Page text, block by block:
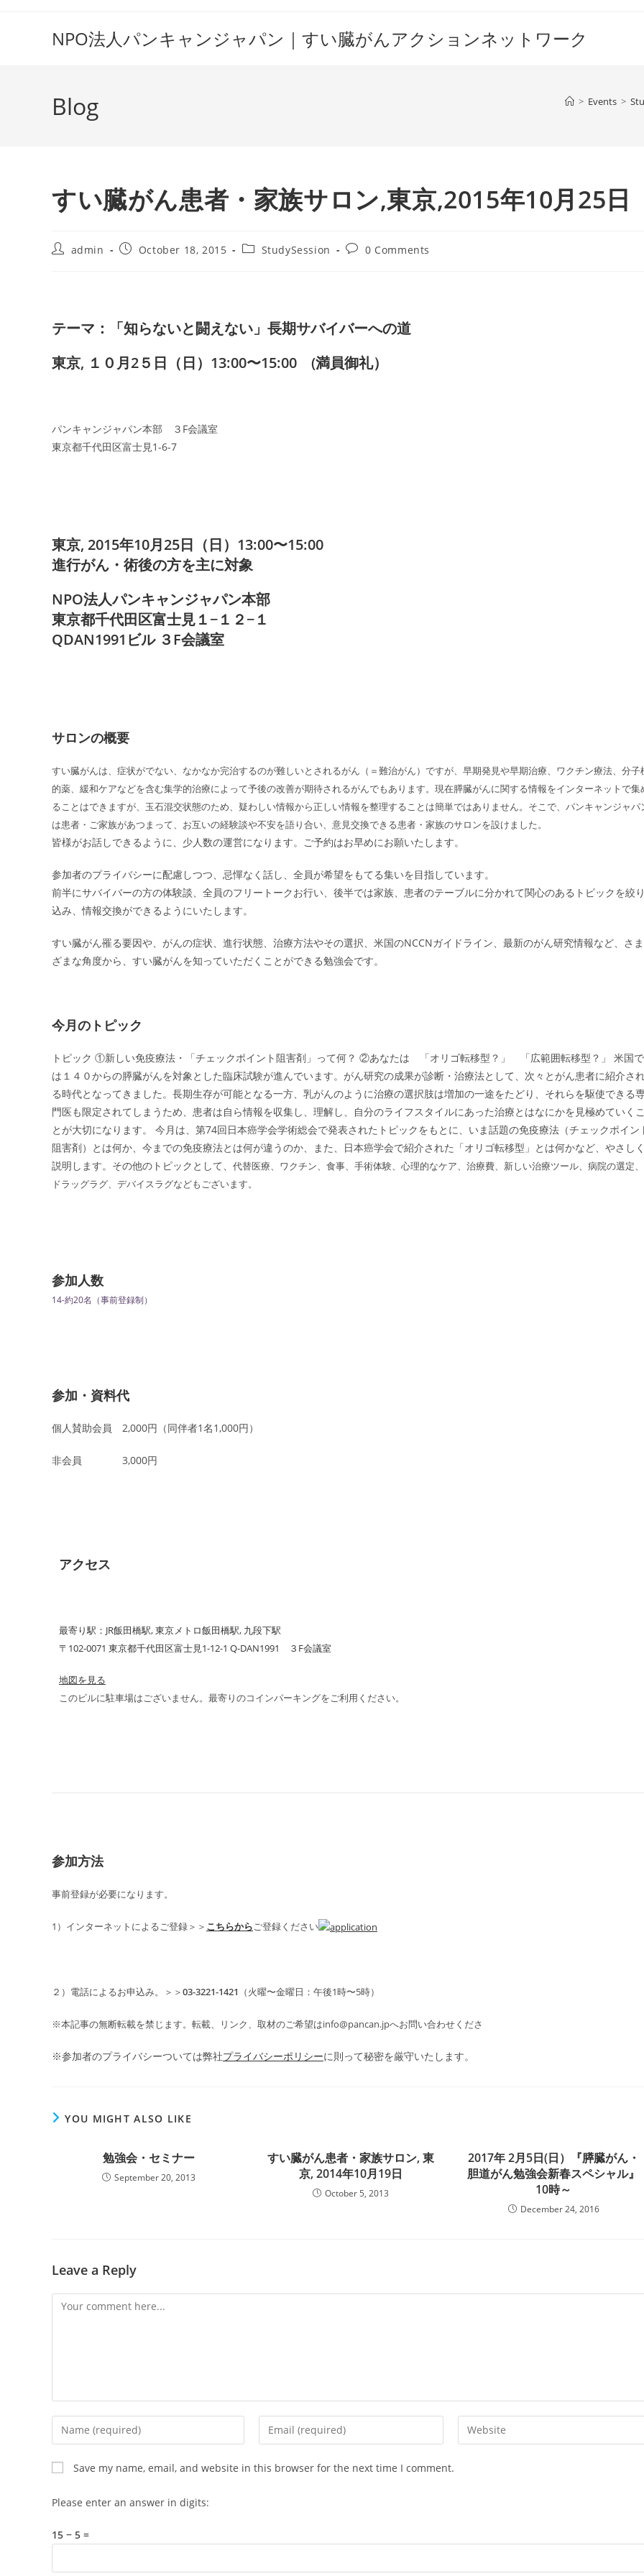
NPO法人パンキャンジャパン｜すい臓がんアクションネットワーク
Blog > Events >
すい臓がん患者・家族サロン,東京,2015年10月25日
Postadmin
PostOctober 18, 2015
PostStudySession
Post0 Comments
テーマ：「知らないと闘えない」長期サバイバーへの道
東京, １０月2５日（日）13:00〜15:00 (満員御礼）
パンキャンジャパン本部 ３F会議室
東京都千代田区富士見1-6-7
東京, 2015年10月25日（日）13:00〜15:00
進行がん・術後の方を主に対象
NPO法人パンキャンジャパン本部
東京都千代田区富士見１−１２−１
QDAN1991ビル ３F会議室
サロンの概要
すい臓がんは、症状がでない、なかなか完治するのが難しいとされるがん（＝難治がん）ですが、早期発見や早期治療、ワクチン療法、分子
的薬、緩和ケアなどを含む集学的治療によって予後の改善が期待されるがんでもあります。現在膵臓がんに関する情報をインターネットで集
ることはできますが、玉石混交状態のため、疑わしい情報から正しい情報を整理することは簡単ではありません。そこで、パンキャンジャパ
は患者・ご家族があつまって、お互いの経験談や不安を語り合い、意見交換できる患者・家族のサロンを設けました。
皆様がお話しできるように、少人数の運営になります。ご予約はお早めにお願いたします。
参加者のプライバシーに配慮しつつ、忌憚なく話し、全員が希望をもてる集いを目指しています。
前半にサバイバーの方の体験談、全員のフリートークお行い、後半では家族、患者のテーブルに分かれて関心のあるトピックを絞り
込み、情報交換ができるようにいたします。
すい臓がん罹る要因や、がんの症状、進行状態、治療方法やその選択、米国のNCCNガイドライン、最新のがん研究情報など、さま
ざまな角度から、すい臓がんを知っていただくことができる勉強会です。
今月のトピック
トピック ①新しい免疫療法・「チェックポイント阻害剤」って何？ ②あなたは 「オリゴ転移型？」 「広範囲転移型？」 米国で
は１４０からの膵臓がんを対象とした臨床試験が進んでいます。がん研究の成果が診断・治療法として、次々とがん患者に紹介さ
る時代となってきました。長期生存が可能となる一方、乳がんのように治療の選択肢は増加の一途をたどり、それらを駆使できる
門医も限定されてしまうため、患者は自ら情報を収集し、理解し、自分のライフスタイルにあった治療とはなにかを見極めていくこ
とが大切になります。 今月は、第74回日本癌学会学術総会で発表されたトピックをもとに、いま話題の免疫療法（チェックポイン
阻害剤）とは何か、今までの免疫療法とは何が違うのか、また、日本癌学会で紹介された「オリゴ転移型」とは何かなど、やさしく
説明します。その他のトピックとして、 代替医療、ワクチン、食事、手術体験、心理的なケア、治療費、新しい治療ツール、病院の選定、
ドラッグラグ、デバイスラグなどもございます。
参加人数
14-約20名（事前登録制）
参加・資料代
個人賛助会員 2,000円（同伴者1名1,000円）
非会員 3,000円
アクセス
最寄り駅：JR飯田橋駅, 東京メトロ飯田橋駅, 九段下駅
〒102-0071 東京都千代田区富士見1-12-1 Q-DAN1991 ３F会議室
地図を見る
このビルに駐車場はございません。最寄りのコインパーキングをご利用ください。
参加方法
事前登録が必要になります。
1）インターネットによるご登録＞＞ こちらからご登録ください
２）電話によるお申込み。＞＞03-3221-1421 （火曜〜金曜日：午後1時〜5時）
※本記事の無断転載を禁じます。転載、リンク、取材のご希望はinfo@pancan.jpへお問い合わせくださ
※参加者のプライバシーついては弊社プライバシーポリシーに則って秘密を厳守いたします。
YOU MIGHT ALSO LIKE
勉強会・セミナー
September 20, 2013
すい臓がん患者・家族サロン, 東
京, 2014年10月19日
October 5, 2013
2017年 2月5日(日）『膵臓がん・
胆道がん勉強会新春スペシャル』
10時～
December 24, 2016
Leave a Reply
Comment
Enter
your
name
or
username
comment
Enter
your
Enter
your
Save my name, email, and website in this browser for the next time I comment.
Please enter an answer in digits:
15 − 5 =